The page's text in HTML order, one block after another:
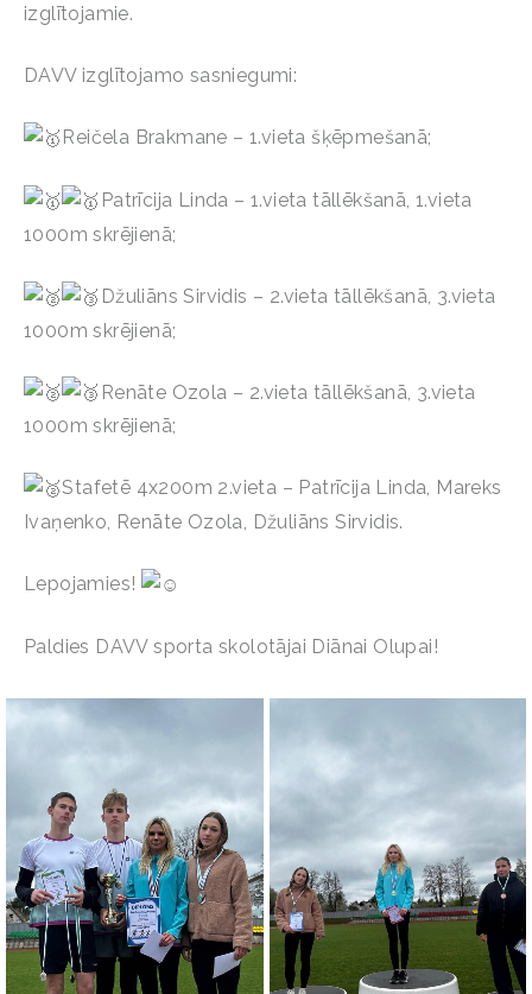
izglītojamie.
DAVV izglītojamo sasniegumi:
Reičela Brakmane – 1.vieta šķēpmešanā;
Patrīcija Linda – 1.vieta tāllēkšanā, 1.vieta
1000m skrējienā;
Džuliāns Sirvidis – 2.vieta tāllēkšanā, 3.vieta
1000m skrējienā;
Renāte Ozola – 2.vieta tāllēkšanā, 3.vieta
1000m skrējienā;
Stafetē 4x200m 2.vieta – Patrīcija Linda, Mareks
Ivaņenko, Renāte Ozola, Džuliāns Sirvidis.
Lepojamies!
Paldies DAVV sporta skolotājai Diānai Olupai!